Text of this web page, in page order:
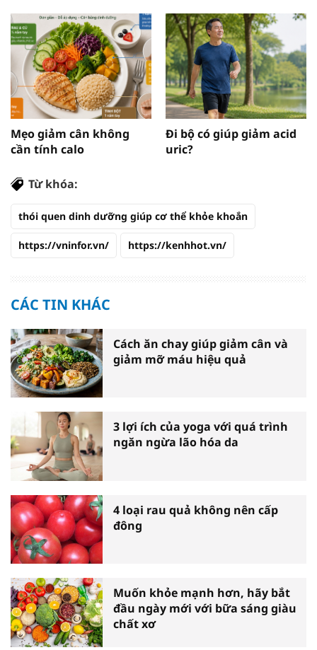
Mẹo giảm cân không
cần tính calo
Đi bộ có giúp giảm acid
uric?
Từ khóa:
thói quen dinh dưỡng giúp cơ thể khỏe khoắn
https://vninfor.vn/ https://kenhhot.vn/
CÁC TIN KHÁC
Cách ăn chay giúp giảm cân và
giảm mỡ máu hiệu quả
3 lợi ích của yoga với quá trình
ngăn ngừa lão hóa da
4 loại rau quả không nên cấp
đông
Muốn khỏe mạnh hơn, hãy bắt
đầu ngày mới với bữa sáng giàu
chất xơ